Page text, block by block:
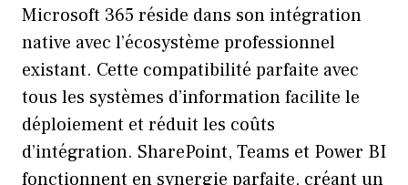
Microsoft 365 réside dans son intégration
native avec l’écosystème professionnel
existant. Cette compatibilité parfaite avec
tous les systèmes d’information facilite le
déploiement et réduit les coûts
d’intégration. SharePoint, Teams et Power BI
fonctionnent en synergie parfaite, créant un